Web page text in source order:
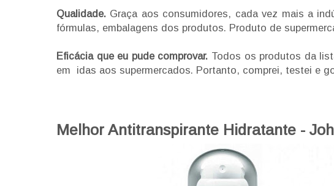
Qualidade. Graça aos consumidores, cada vez mais a
fórmulas, embalagens dos produtos. Produto de
Eficácia que eu pude comprovar. Todos os produtos da
em idas aos supermercados. Portanto, comprei, testei e
Melhor Antitranspirante Hidratante -